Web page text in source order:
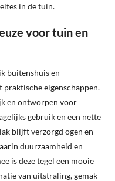
in de tuin.
voor tuin en
buitenshuis en
eigenschappen.
en ontworpen voor
gebruik en een nette
blijft verzorgd ogen en
duurzaamheid en
is deze tegel een mooie
van uitstraling, gemak